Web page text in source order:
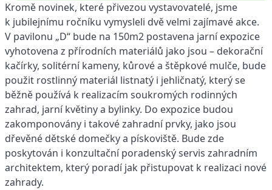
Kromě novinek, které přivezou vystavovatelé, jsme
k jubilejnímu ročníku vymysleli dvě velmi zajímavé akce.
V pavilonu „D“ bude na 150m2 postavena jarní expozice
vyhotovena z přírodních materiálů jako jsou – dekorační
kačírky, solitérní kameny, kůrové a štěpkové mulče, bude
použit rostlinný materiál listnatý i jehličnatý, který se
běžně používá k realizacím soukromých rodinných
zahrad, jarní květiny a bylinky. Do expozice budou
zakomponovány i takové zahradní prvky, jako jsou
dřevěné dětské domečky a pískoviště. Bude zde
poskytován i konzultační poradenský servis zahradním
architektem, který poradí jak přistupovat k realizaci nové
zahrady.